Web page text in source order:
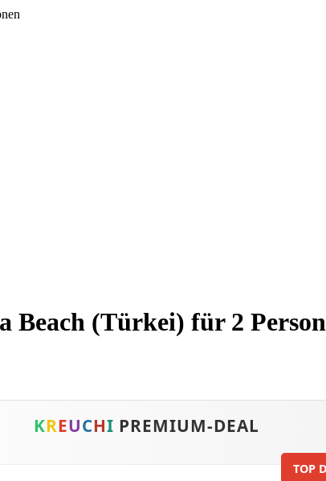
Beach (Türkei) für 2
TOP
KREUCHI PREMIUM-DEAL